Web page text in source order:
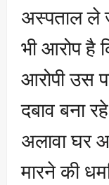
अस्पताल ले
भी आरोप है
आरोपी उस
दबाव बना
अलावा घर
मारने की